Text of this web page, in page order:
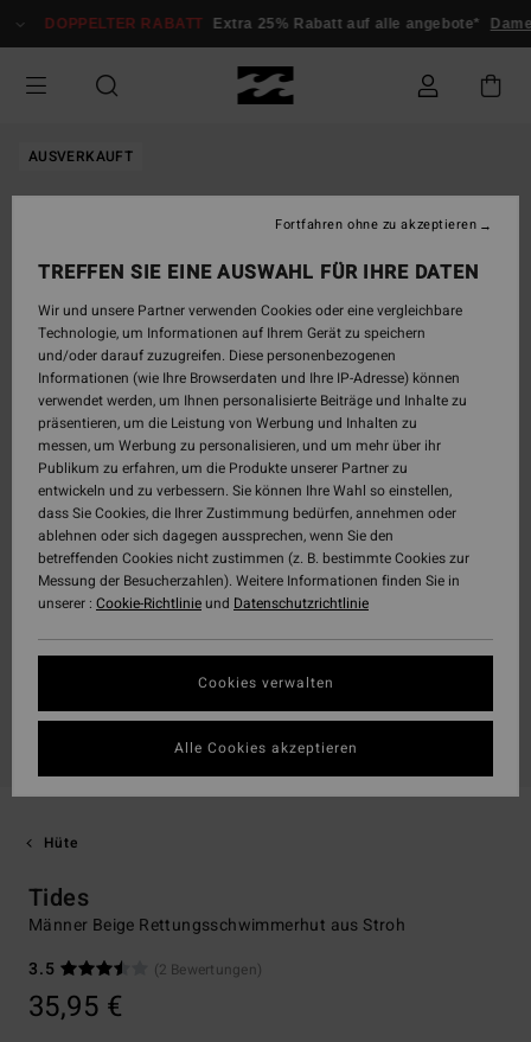
zur
springen
DOPPELTER RABATT Extra 25% Rabatt auf alle angebote* Damen
AUSVERKAUFT
Hüte
Tides
Männer Beige Rettungsschwimmerhut aus Stroh
3.5
(2 Bewertungen)
35,95 €
TREFFEN SIE EINE AUSWAHL FÜR IHRE DATEN
Wir und unsere Partner verwenden Cookies oder eine vergleichbare
Technologie, um Informationen auf Ihrem Gerät zu speichern
und/oder darauf zuzugreifen. Diese personenbezogenen
Informationen (wie Ihre Browserdaten und Ihre IP-Adresse) können
verwendet werden, um Ihnen personalisierte Beiträge und Inhalte zu
präsentieren, um die Leistung von Werbung und Inhalten zu
messen, um Werbung zu personalisieren, und um mehr über ihr
Publikum zu erfahren, um die Produkte unserer Partner zu
entwickeln und zu verbessern. Sie können Ihre Wahl so einstellen,
dass Sie Cookies, die Ihrer Zustimmung bedürfen, annehmen oder
ablehnen oder sich dagegen aussprechen, wenn Sie den
betreffenden Cookies nicht zustimmen (z. B. bestimmte Cookies zur
Messung der Besucherzahlen). Weitere Informationen finden Sie in
unserer : Cookie-Richtlinieund Datenschutzrichtlinie
Cookies verwalten
Fortfahren ohne zu akzeptieren
Alle Cookies akzeptieren